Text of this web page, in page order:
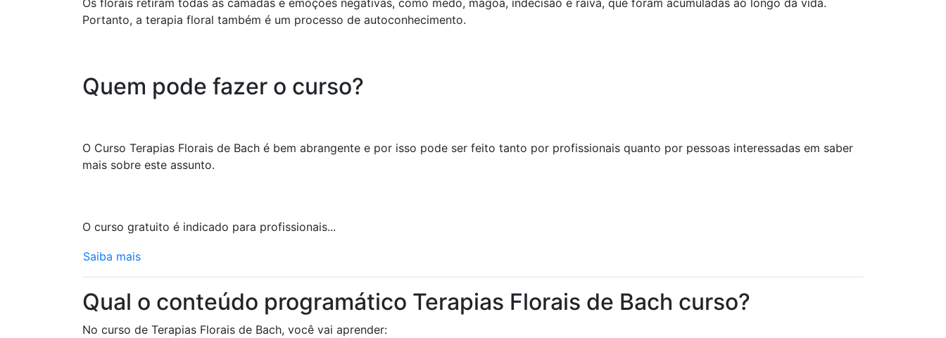
Os florais retiram todas as camadas e emoções negativas, como medo, mágoa, indecisão e raiva, que foram acumuladas ao longo da vida.
Portanto, a terapia floral também é um processo de autoconhecimento.
Quem pode fazer o curso?
O Curso Terapias Florais de Bach é bem abrangente e por isso pode ser feito tanto por profissionais quanto por pessoas interessadas em saber
mais sobre este assunto.
O curso gratuito é indicado para profissionais...
Saiba mais
Qual o conteúdo programático Terapias Florais de Bach curso?
No curso de Terapias Florais de Bach, você vai aprender: